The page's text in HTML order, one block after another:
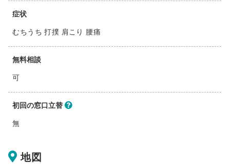
症状
むちうち 打撲 肩こり 腰痛
無料相談
可
初回の窓口立替
無
地図